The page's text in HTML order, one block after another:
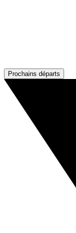
Prochains départs